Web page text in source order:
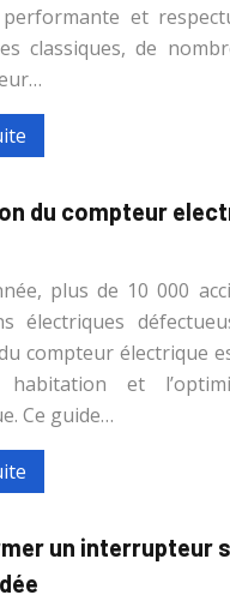
et
classiques, de
du compteur
plus de 10 000
électriques
compteur électrique
et
Ce guide…
un interrupteur